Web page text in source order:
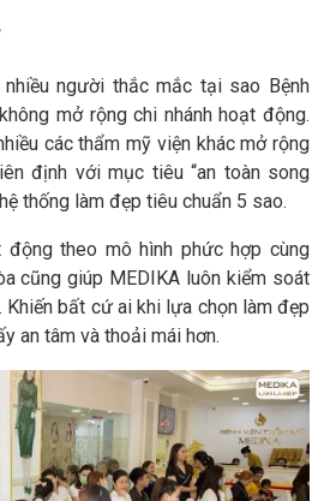
người thắc mắc tại sao Bệnh
mở rộng chi nhánh hoạt động.
các thẩm mỹ viện khác mở rộng
định với mục tiêu “an toàn song
thống làm đẹp tiêu chuẩn 5 sao.
động theo mô hình phức hợp cùng
cũng giúp MEDIKA luôn kiểm soát
bất cứ ai khi lựa chọn làm đẹp
an tâm và thoải mái hơn.